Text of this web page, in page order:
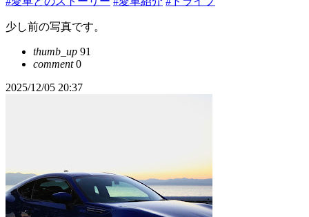
少し前の写真です。
thumb_up 91
comment0
2025/12/05 20:37